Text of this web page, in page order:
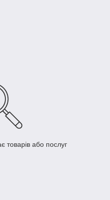
товарів або послуг